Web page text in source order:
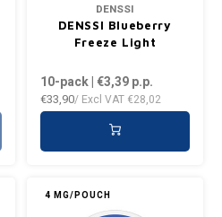
DENSSI
DENSSI Blueberry
Freeze Light
10-pack | €3,39p.p.
€33,90/ Excl VAT €28,02
4 MG/POUCH